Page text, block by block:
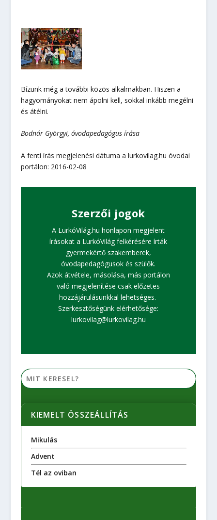
Bízunk még a további közös alkalmakban. Hiszen a
hagyományokat nem ápolni kell, sokkal inkább megélni
és átélni.
Bodnár Györgyi, óvodapedagógusírása
A fenti írás megjelenési dátuma a lurkovilag.hu óvodai
portálon: 2016-02-08
Szerzői jogok
A LurkóVilág.hu honlapon megjelent
írásokat a LurkóVilág felkérésére írták
gyermekértő szakemberek,
óvodapedagógusok és szülők.
Azok átvétele, másolása, más portálon
való megjelenítése csak előzetes
hozzájárulásunkkal lehetséges.
Szerkesztőségünk elérhetősége:
lurkovilag@lurkovilag.hu
KIEMELT ÖSSZEÁLLÍTÁS
Mikulás
Advent
Tél az oviban